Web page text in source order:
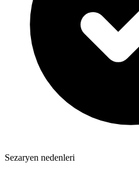
Sezaryen nedenleri